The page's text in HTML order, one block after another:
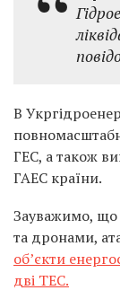
В
ГЕС, а також
ГАЕС країни.
Зауважимо, що
та дронами,
об’єкти
дві ТЕС.